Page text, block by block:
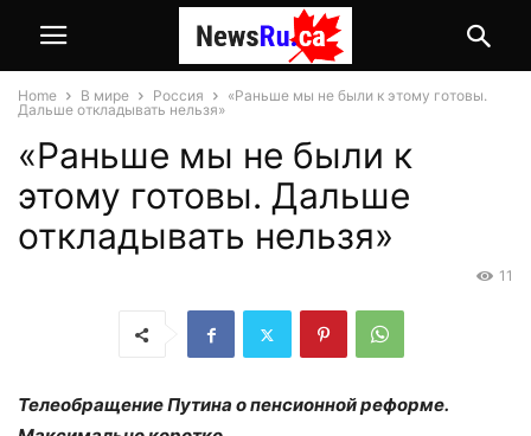
Home В мире Россия
«Раньше мы не были к этому готовы.
Дальше откладывать нельзя»
«Раньше мы не были к
этому готовы. Дальше
откладывать нельзя»
11
Телеобращение Путина о пенсионной реформе.